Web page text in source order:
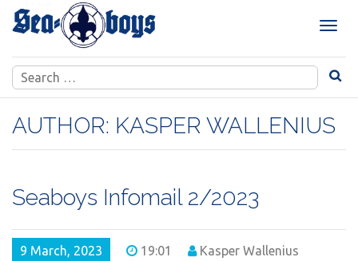
Skip
T
g
l
e
n
a
Search
for:
AUTHOR: KASPER WALLENIUS
Seaboys Infomail 2/2023
9 March, 2023 19:01 Kasper Wallenius